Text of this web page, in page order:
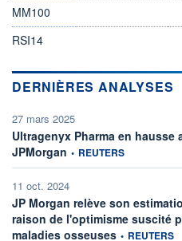
MM100
RSI14
DERNIÈRES ANALYSES
27 mars 2025
Ultragenyx Pharma en hausse
JPMorgan information fournie par
• REUTERS
11 oct. 2024
JP Morgan relève son
raison de l'optimisme suscité
maladies osseuses information
• REUTERS